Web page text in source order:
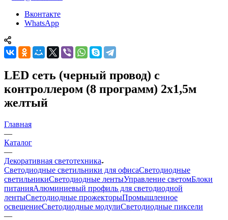
Вконтакте
WhatsApp
LED сеть (черный провод) с
контроллером (8 программ) 2х1,5м
желтый
Главная
—
Каталог
—
Декоративная светотехника
Светодиодные светильники для офисаСветодиодные
светильникиСветодиодные лентыУправление светомБлоки
питанияАлюминиевый профиль для светодиодной
лентыСветодиодные прожекторыПромышленное
освещениеСветодиодные модулиСветодиодные пиксели
—